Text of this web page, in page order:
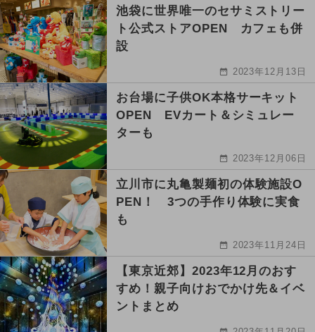
池袋に世界唯一のセサミストリー
ト公式ストアOPEN カフェも併
設
2023年12月13日
お台場に子供OK本格サーキット
OPEN EVカート＆シミュレー
ターも
2023年12月06日
立川市に丸亀製麺初の体験施設O
PEN！ 3つの手作り体験に実食
も
2023年11月24日
【東京近郊】2023年12月のおす
すめ！親子向けおでかけ先＆イベ
ントまとめ